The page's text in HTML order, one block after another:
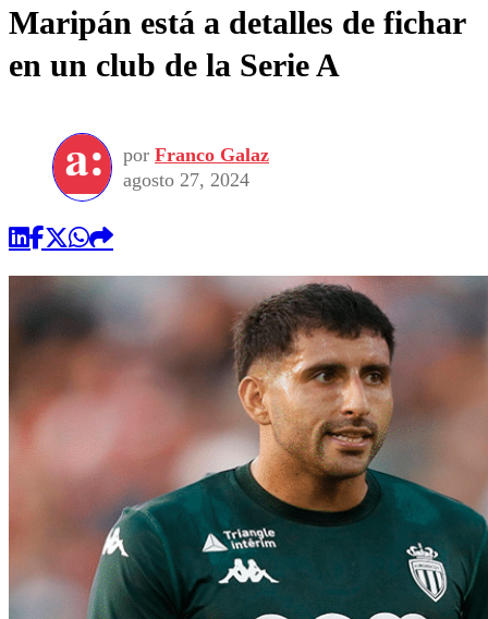
Maripán está a detalles de fichar
en un club de la Serie A
por Franco Galaz
agosto 27, 2024